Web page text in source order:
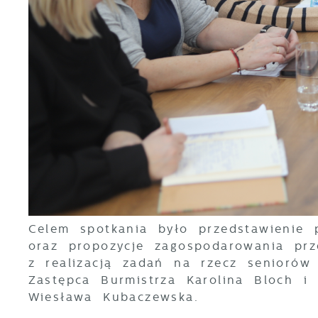
Celem spotkania było przedstawienie
oraz propozycje zagospodarowania
z realizacją zadań na rzecz
Zastępca Burmistrza Karolina Bloch i
Wiesława Kubaczewska.